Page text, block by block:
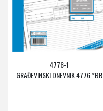
4776-1
GRAĐEVINSKI DNEVNIK 4776 *BR